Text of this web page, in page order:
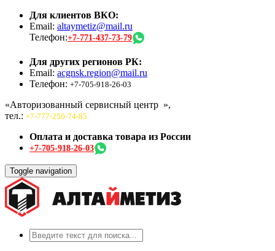
Для клиентов ВКО:
Email: altaymetiz@mail.ru
Телефон:+7-771-437-73-79
Для других регионов РК:
Email: acgnsk.region@mail.ru
Телефон: +7-705-918-26-03
«Авторизованный сервисный центр »,
тел.: +7-777-250-74-85
Оплата и доставка товара из России
+7-705-918-26-03
Toggle navigation